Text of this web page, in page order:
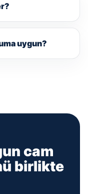
uygun?
cam
birlikte